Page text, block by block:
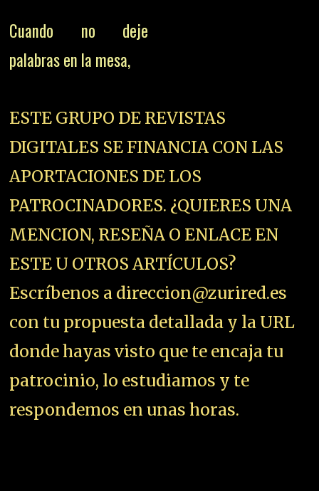
Cuando no deje
palabras en la mesa,
ESTE GRUPO DE REVISTAS
DIGITALES SE FINANCIA CON LAS
APORTACIONES DE LOS
PATROCINADORES. ¿QUIERES UNA
MENCION, RESEÑA O ENLACE EN
ESTE U OTROS ARTÍCULOS?
Escríbenos a direccion@zurired.es
con tu propuesta detallada y la URL
donde hayas visto que te encaja tu
patrocinio, lo estudiamos y te
respondemos en unas horas.